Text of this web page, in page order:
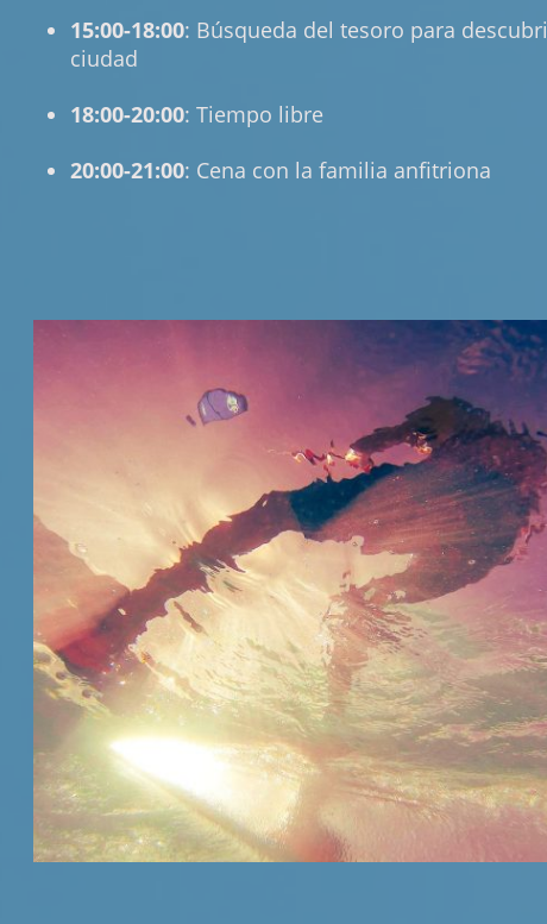
15:00-18:00: Búsqueda del tesoro para
ciudad
18:00-20:00: Tiempo libre
20:00-21:00: Cena con la familia anfitriona